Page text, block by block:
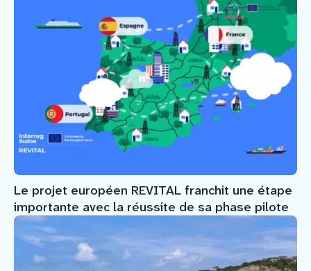
Le projet européen REVITAL franchit une étape
importante avec la réussite de sa phase pilote